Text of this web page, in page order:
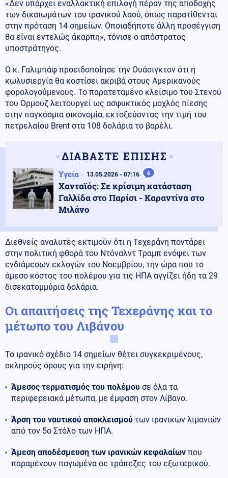
«Δεν υπάρχει εναλλακτική επιλογή πέραν της αποδοχής
των δικαιωμάτων του ιρανικού λαού, όπως παρατίθενται
στην πρόταση 14 σημείων. Οποιαδήποτε άλλη προσέγγιση
θα είναι εντελώς άκαρπη», τόνισε ο απόστρατος
υποστράτηγος.
Ο κ. Γαλιμπάφ προειδοποίησε την Ουάσιγκτον ότι η
κωλυσιεργία θα κοστίσει ακριβά στους Αμερικανούς
φορολογούμενους. Το παρατεταμένο κλείσιμο του Στενού
του Ορμούζ λειτουργεί ως ασφυκτικός μοχλός πίεσης
στην παγκόσμια οικονομία, εκτοξεύοντας την τιμή του
πετρελαίου Brent στα 108 δολάρια το βαρέλι.
ΔΙΑΒΑΣΤΕ ΕΠΙΣΗΣ
Υγεία 13.05.2026 - 07:16 6
Χανταϊός: Σε κρίσιμη κατάσταση
Γαλλίδα στο Παρίσι - Καραντίνα στο
Μιλάνο
Διεθνείς αναλυτές εκτιμούν ότι η Τεχεράνη ποντάρει
στην πολιτική φθορά του Ντόναλντ Τραμπ ενόψει των
ενδιάμεσων εκλογών του Νοεμβρίου, την ώρα που το
άμεσο κόστος του πολέμου για τις ΗΠΑ αγγίζει ήδη τα 29
δισεκατομμύρια δολάρια.
Οι απαιτήσεις της Τεχεράνης και το
μέτωπο του Λιβάνου
Το ιρανικό σχέδιο 14 σημείων θέτει συγκεκριμένους,
σκληρούς όρους για την ειρήνη:
Άμεσος τερματισμός του πολέμου σε όλα τα
περιφερειακά μέτωπα, με έμφαση στον Λίβανο.
Άρση του ναυτικού αποκλεισμού των ιρανικών λιμανιών
από τον 5ο Στόλο των ΗΠΑ.
Άμεση αποδέσμευση των ιρανικών κεφαλαίων που
παραμένουν παγωμένα σε τράπεζες του εξωτερικού.